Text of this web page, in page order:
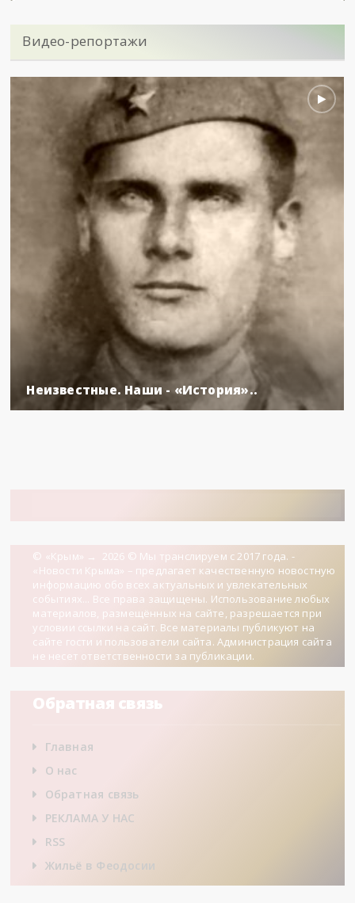
Видео-репортажи
Неизвестные. Наши - «История»..
© «Крым» → 2026 © Мы транслируем с 2017 года. -
«Новости Крыма» – предлагает качественную новостную
информацию обо всех актуальных и увлекательных
событиях... Все права защищены. Использование любых
материалов, размещённых на сайте, разрешается при
условии ссылки на сайт. Все материалы публикуют на
сайте гости и пользователи сайта. Администрация сайта
не несет ответственности за публикации.
Обратная связь
Главная
О нас
Обратная связь
РЕКЛАМА У НАС
RSS
Жильё в Феодосии